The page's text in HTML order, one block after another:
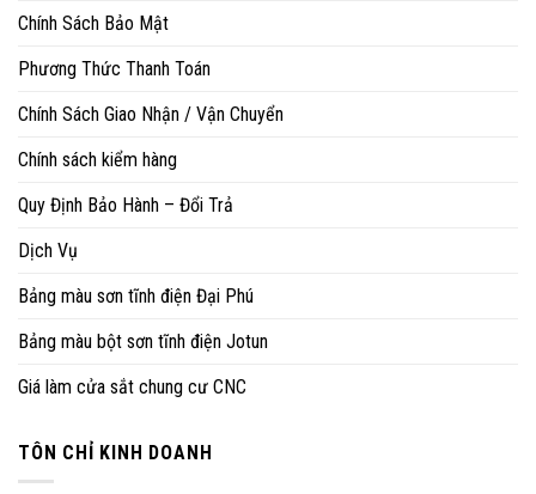
Chính Sách Bảo Mật
Phương Thức Thanh Toán
Chính Sách Giao Nhận / Vận Chuyển
Chính sách kiểm hàng
Quy Định Bảo Hành – Đổi Trả
Dịch Vụ
Bảng màu sơn tĩnh điện Đại Phú
Bảng màu bột sơn tĩnh điện Jotun
Giá làm cửa sắt chung cư CNC
TÔN CHỈ KINH DOANH